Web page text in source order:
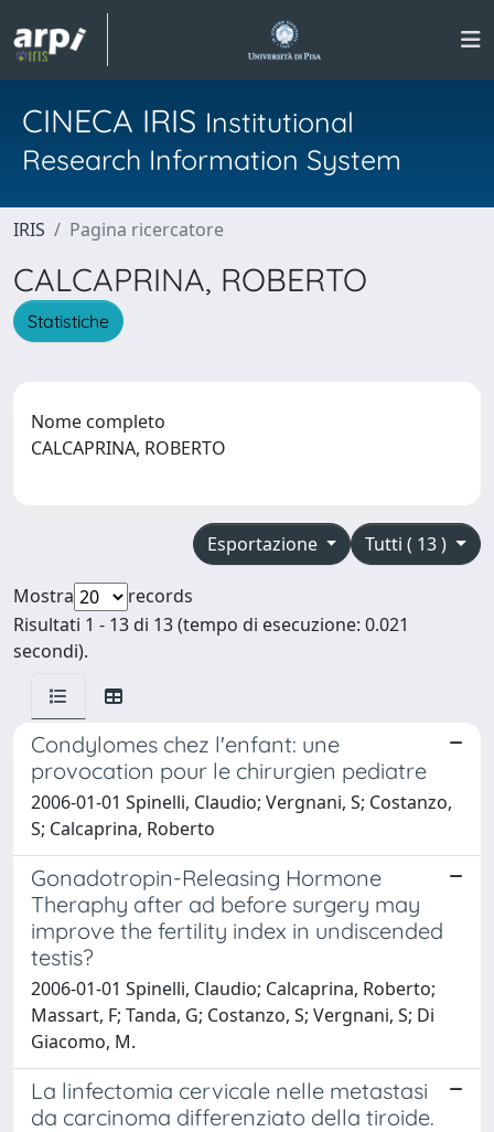
CINECA IRIS Institutional
Research Information System
IRIS Pagina ricercatore
CALCAPRINA, ROBERTO
Statistiche
Nome completo
CALCAPRINA, ROBERTO
Tutti ( 13 )
Esportazione
Mostra
records
Risultati 1 - 13 di 13 (tempo di esecuzione: 0.021
secondi).
Condylomes chez l'enfant: une
provocation pour le chirurgien pediatre
2006-01-01 Spinelli, Claudio; Vergnani, S; Costanzo,
S; Calcaprina, Roberto
Gonadotropin-Releasing Hormone
Theraphy after ad before surgery may
improve the fertility index in undiscended
testis?
2006-01-01 Spinelli, Claudio; Calcaprina, Roberto;
Massart, F; Tanda, G; Costanzo, S; Vergnani, S; Di
Giacomo, M.
La linfectomia cervicale nelle metastasi
da carcinoma differenziato della tiroide.